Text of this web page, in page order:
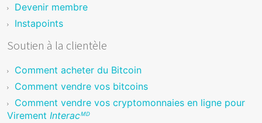
Devenir membre
Instapoints
Soutien à la clientèle
Comment acheter du Bitcoin
Comment vendre vos bitcoins
Comment vendre vos cryptomonnaies en ligne pour
Virement Interacᴹᴰ